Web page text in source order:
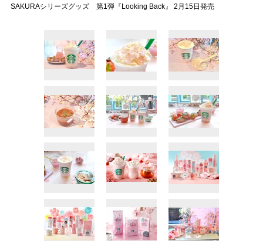
SAKURAシリーズグッズ 第1弾『Looking Back』 2月15日発売